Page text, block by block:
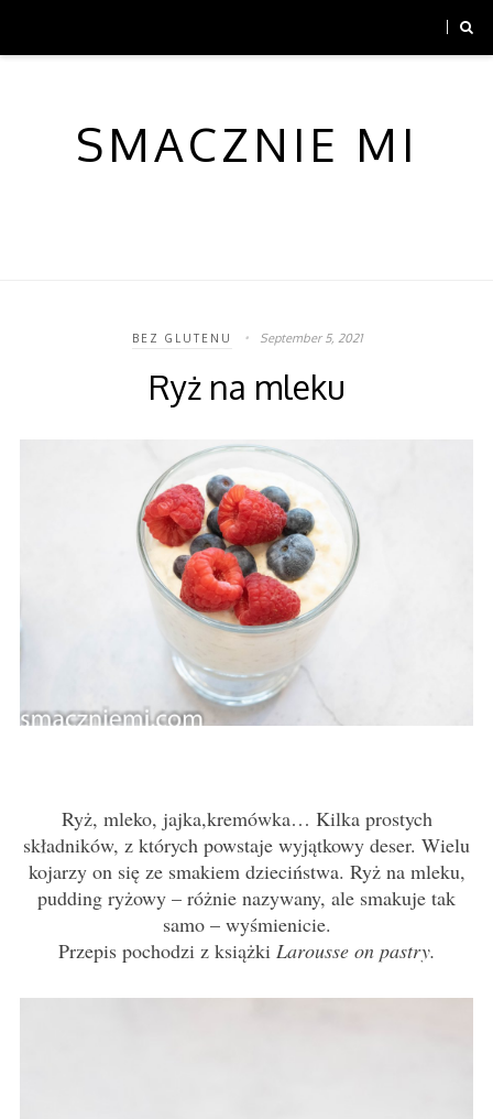
SMACZNIE MI
BEZ GLUTENU September 5, 2021
Ryż na mleku
Ryż, mleko, jajka,kremówka… Kilka prostych
składników, z których powstaje wyjątkowy deser. Wielu
kojarzy on się ze smakiem dzieciństwa. Ryż na mleku,
pudding ryżowy – różnie nazywany, ale smakuje tak
samo – wyśmienicie.
Przepis pochodzi z książki Larousse on pastry.